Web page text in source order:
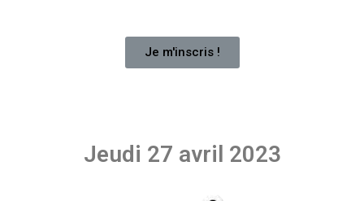
Je m'inscris !
Jeudi 27 avril 2023